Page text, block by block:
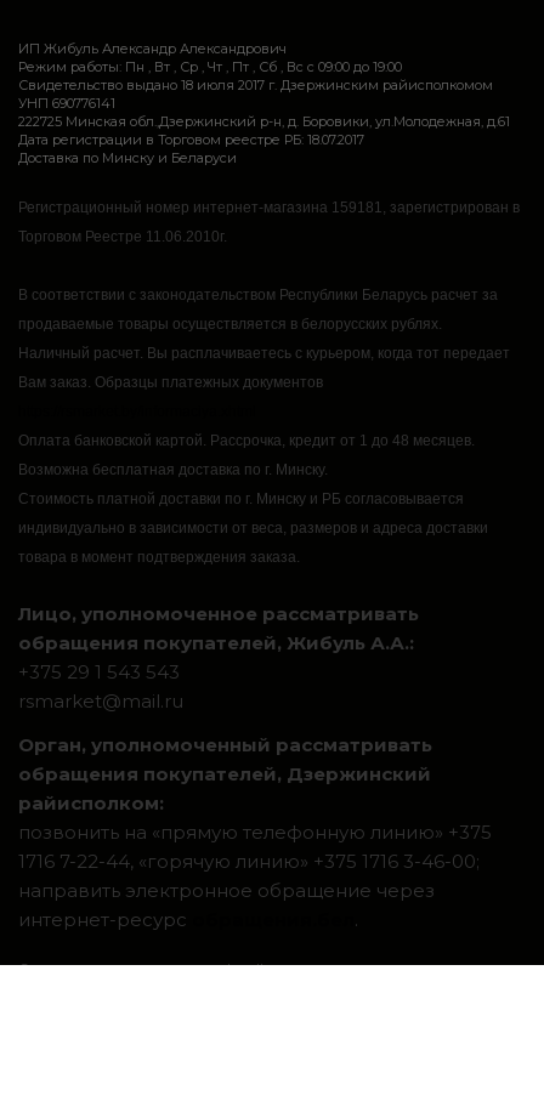
ИП Жибуль Александр Александрович
Режим работы: Пн , Вт , Ср , Чт , Пт , Сб , Вс c 09:00 до 19:00
Свидетельство выдано 18 июля 2017 г. Дзержинским райисполкомом
УНП 690776141
222725 Минская обл.,Дзержинский р-н, д. Боровики, ул.Молодежная, д.61
Дата регистрации в Торговом реестре РБ: 18.07.2017
Доставка по Минску и Беларуси
Регистрационный номер интернет-магазина 159181, зарегистрирован в
Торговом Реестре 11.06.2010г.
В соответствии с законодательством Республики Беларусь расчет за
продаваемые товары осуществляется в белорусских рублях.
Наличный расчет. Вы расплачиваетесь с курьером, когда тот передает
Вам заказ. Образцы платежных документов
Оплата банковской картой. Рассрочка, кредит от 1 до 48 месяцев.
Возможна бесплатная доставка по г. Минску.
Стоимость платной доставки по г. Минску и РБ согласовывается
индивидуально в зависимости от веса, размеров и адреса доставки
товара в момент подтверждения заказа.
Лицо, уполномоченное рассматривать
обращения покупателей, Жибуль А.А.:
+375 29 1 543 543
rsmarket@mail.ru
Орган, уполномоченный рассматривать
обращения покупателей, Дзержинский
райисполком:
позвонить на «прямую телефонную линию» +375
1716 7-22-44, «горячую линию» +375 1716 3-46-00;
направить электронное обращение через
интернет-ресурс
.
Система интернет-магазинов beseller